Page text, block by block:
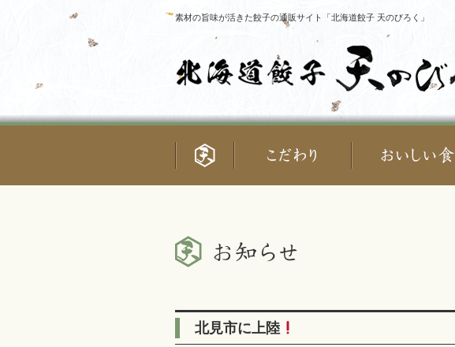
素材の旨味が活きた餃子の通販サイト「北海道餃子 天のびろく」
北見市に上陸